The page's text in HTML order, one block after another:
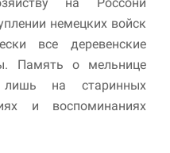
на Россони
немецких войск
все деревенские
Память о мельнице
лишь на старинных
и воспоминаниях